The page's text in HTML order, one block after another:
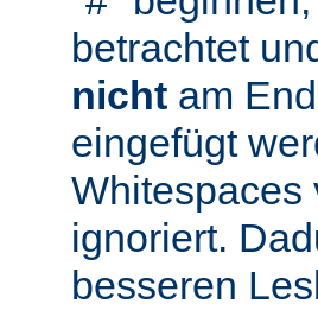
betrachtet
nicht am
eingefügt
Whitespaces
ignoriert.
besseren